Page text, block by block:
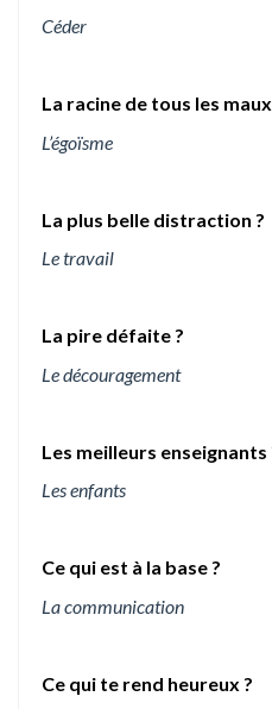
Céder
La racine de tous les maux
L’égoïsme
La plus belle distraction ?
Le travail
La pire défaite ?
Le découragement
Les meilleurs enseignants
Les enfants
Ce qui est à la base ?
La communication
Ce qui te rend heureux ?